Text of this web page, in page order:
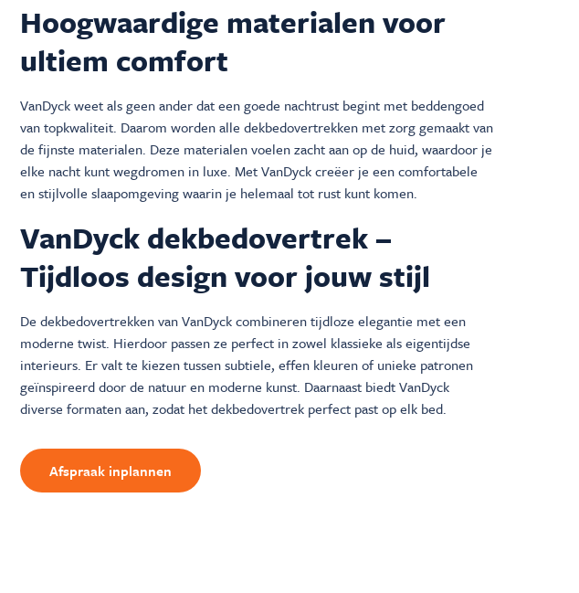
Hoogwaardige materialen voor
ultiem comfort
VanDyck weet als geen ander dat een goede nachtrust begint met beddengoed
van topkwaliteit. Daarom worden alle dekbedovertrekken met zorg gemaakt van
de fijnste materialen. Deze materialen voelen zacht aan op de huid, waardoor je
elke nacht kunt wegdromen in luxe. Met VanDyck creëer je een comfortabele
en stijlvolle slaapomgeving waarin je helemaal tot rust kunt komen.
VanDyck dekbedovertrek –
Tijdloos design voor jouw stijl
De dekbedovertrekken van VanDyck combineren tijdloze elegantie met een
moderne twist. Hierdoor passen ze perfect in zowel klassieke als eigentijdse
interieurs. Er valt te kiezen tussen subtiele, effen kleuren of unieke patronen
geïnspireerd door de natuur en moderne kunst. Daarnaast biedt VanDyck
diverse formaten aan, zodat het dekbedovertrek perfect past op elk bed.
Afspraak inplannen